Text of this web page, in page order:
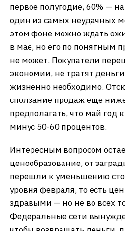
первое полугодие, 60% —
один из самых неудачных
этом фоне можно ждать
в мае, но его по понятным
не может. Покупатели
экономии, не тратят
жизненно необходимо.
сползание продаж еще
предполагать, что май год
минус 50-60 процентов.
Интересным вопросом
ценообразование, от
перешли к уменьшению
уровня февраля, то есть
здравыми — но не во всех
Федеральные сети